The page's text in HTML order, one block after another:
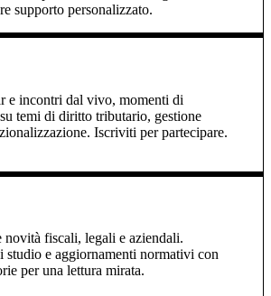
supporto personalizzato.
e incontri dal vivo, momenti di
temi di diritto tributario, gestione
Iscriviti per partecipare.
novità fiscali, legali e aziendali.
studio e aggiornamenti normativi con
per una lettura mirata.